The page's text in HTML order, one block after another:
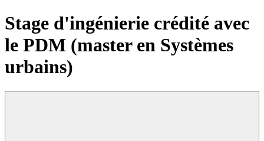
Stage d'ingénierie crédité avec
le PDM (master en Systèmes
urbains)